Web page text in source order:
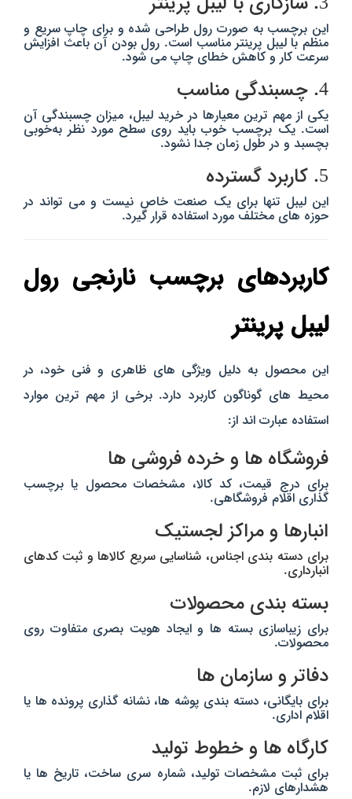
این برچسب به‌ صورت رول طراحی شده و برای چاپ سریع و
منظم با لیبل‌ پرینتر مناسب است. رول بودن آن باعث افزایش
سرعت کار و کاهش خطای چاپ می‌ شود.
4. چسبندگی مناسب
یکی از مهم‌ ترین معیارها در خرید لیبل، میزان چسبندگی آن
است. یک برچسب خوب باید روی سطح مورد نظر به‌خوبی
بچسبد و در طول زمان جدا نشود.
5. کاربرد گسترده
این لیبل تنها برای یک صنعت خاص نیست و می‌ تواند در
حوزه‌ های مختلف مورد استفاده قرار گیرد.
کاربردهای برچسب نارنجی رول
لیبل پرینتر
این محصول به دلیل ویژگی‌ های ظاهری و فنی خود، در
محیط‌ های گوناگون کاربرد دارد. برخی از مهم‌ ترین موارد
استفاده عبارت‌ اند از:
فروشگاه‌ ها و خرده‌ فروشی‌ ها
برای درج قیمت، کد کالا، مشخصات محصول یا برچسب‌
گذاری اقلام فروشگاهی.
انبارها و مراکز لجستیک
برای دسته‌ بندی اجناس، شناسایی سریع کالاها و ثبت کدهای
انبارداری.
بسته‌ بندی محصولات
برای زیباسازی بسته‌ ها و ایجاد هویت بصری متفاوت روی
محصولات.
دفاتر و سازمان‌ ها
برای بایگانی، دسته‌ بندی پوشه‌ ها، نشانه‌ گذاری پرونده‌ ها یا
اقلام اداری.
کارگاه‌ ها و خطوط تولید
برای ثبت مشخصات تولید، شماره سری ساخت، تاریخ‌ ها یا
هشدارهای لازم.